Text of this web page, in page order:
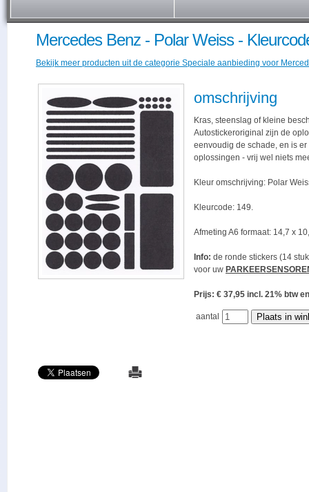
Mercedes Benz - Polar Weiss -
Bekijk meer producten uit de categorie Speciale aanbieding voor
omschrijving
Kras, steenslag of kleine
Autostickeroriginal zijn de
eenvoudig de schade, en is
oplossingen - vrij wel niets
Kleur omschrijving: Polar
Kleurcode: 149.
Afmeting A6 formaat: 14,7 x
Info: de ronde stickers (14
voor uw
Prijs: € 37,95 incl. 21% btw
aantal